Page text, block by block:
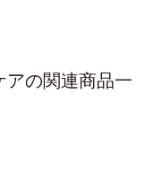
の関連商品一